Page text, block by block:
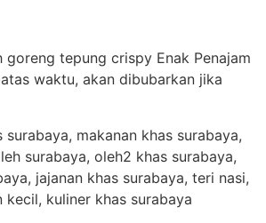
goreng tepung crispy Enak Penajam
waktu, akan dibubarkan jika